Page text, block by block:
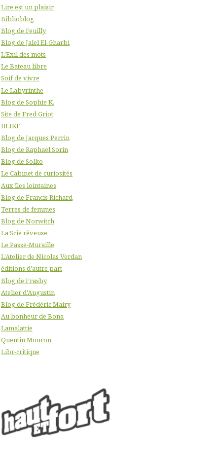
Lire est un plaisir
Biblioblog
Blog de Feuilly
Blog de Jalel El-Gharbi
L'Exil des mots
Le Bateau libre
Soif de vivre
Le Labyrinthe
Blog de Sophie K.
Site de Fred Griot
ULIKE
Blog de Jacques Perrin
Blog de Raphaël Sorin
Blog de Solko
Le Cabinet de curiosités
Aux îles lointaines
Blog de Francis Richard
Terres de femmes
Blog de Norwitch
La Scie rêveuse
Le Passe-Muraille
L'Atelier de Nicolas Verdan
éditions d'autre part
Blog de Frasby
Atelier d'Augustin
Blog de Frédéric Mairy
Au bonheur de Bona
Lamalattie
Quentin Mouron
Libr-critique